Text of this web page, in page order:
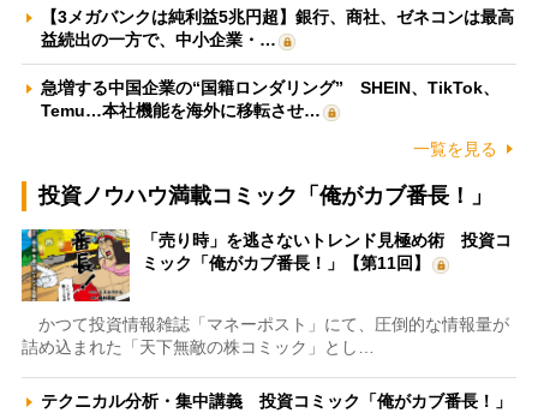
【3メガバンクは純利益5兆円超】銀行、商社、ゼネコンは最高
益続出の一方で、中小企業・…
急増する中国企業の“国籍ロンダリング” SHEIN、TikTok、
Temu…本社機能を海外に移転させ…
一覧を見る
投資ノウハウ満載コミック「俺がカブ番長！」
「売り時」を逃さないトレンド見極め術 投資コ
ミック「俺がカブ番長！」【第11回】
かつて投資情報雑誌「マネーポスト」にて、圧倒的な情報量が
詰め込まれた「天下無敵の株コミック」とし…
テクニカル分析・集中講義 投資コミック「俺がカブ番長！」